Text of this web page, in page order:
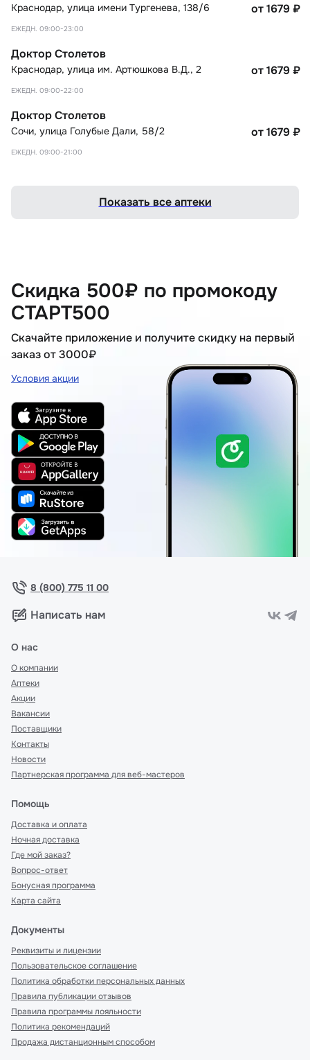
Краснодар, улица имени Тургенева, 138/6
ЕЖЕДН. 09:00-23:00
от 1679₽
Доктор Столетов
Краснодар, улица им. Артюшкова В.Д., 2
ЕЖЕДН. 09:00-22:00
от 1679₽
Доктор Столетов
Сочи, улица Голубые Дали, 58/2
ЕЖЕДН. 09:00-21:00
от 1679₽
Показать все аптеки
Скидка 500₽ по промокоду
СТАРТ500
Скачайте приложение и получите скидку на первый
заказ от 3000₽
Условия акции
8 (800) 775 11 00
Написать нам
О нас
О компании
Аптеки
Акции
Вакансии
Поставщики
Контакты
Новости
Партнерская программа для веб-мастеров
Помощь
Доставка и оплата
Ночная доставка
Где мой заказ?
Вопрос-ответ
Бонусная программа
Карта сайта
Документы
Реквизиты и лицензии
Пользовательское соглашение
Политика обработки персональных данных
Правила публикации отзывов
Правила программы лояльности
Политика рекомендаций
Продажа дистанционным способом